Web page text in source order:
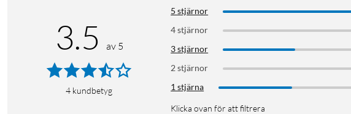
3.5 av 5
4 kundbetyg
5 stjärnor
4 stjärnor
3 stjärnor
2 stjärnor
1 stjärna
Klicka ovan för att filtrera